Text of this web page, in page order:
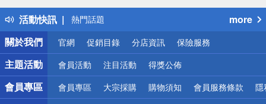
活動快訊
得獎公告
熱門話題
銀行優惠
偏遠地區配送
詐騙網頁！請小心！
more
關於我們
官網 促銷目錄 分店資訊 保險服務
主題活動 會員活動 注目活動 得獎公佈
會員專區 會員專區 大宗採購 購物須知 會員服務條款 隱